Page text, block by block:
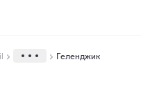
Геленджик